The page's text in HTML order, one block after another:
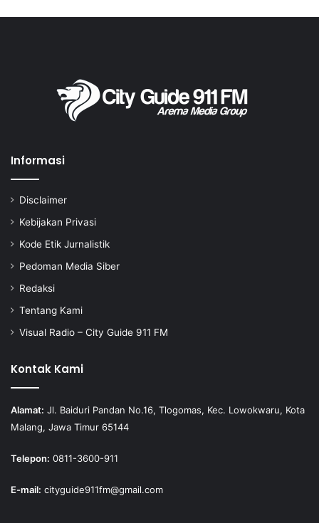
Informasi
Disclaimer
Kebijakan Privasi
Kode Etik Jurnalistik
Pedoman Media Siber
Redaksi
Tentang Kami
Visual Radio – City Guide 911 FM
Kontak Kami
Alamat: Jl. Baiduri Pandan No.16, Tlogomas, Kec. Lowokwaru, Kota
Malang, Jawa Timur 65144
Telepon: 0811-3600-911
E-mail: cityguide911fm@gmail.com